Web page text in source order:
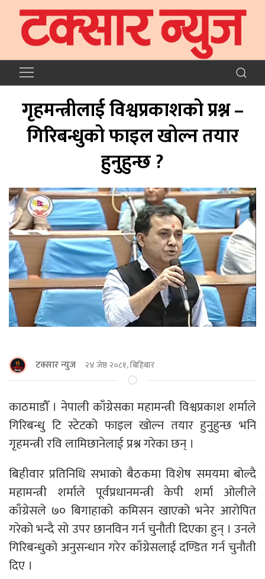
गृहमन्त्रीलाई विश्वप्रकाशको प्रश्न –
गिरिबन्धुको फाइल खोल्न तयार
हुनुहुन्छ ?
टक्सार न्युज २४ जेष्ठ २०८१, बिहिबार
काठमाडाैँ । नेपाली काँग्रेसका महामन्त्री विश्वप्रकाश शर्माले
गिरिबन्धु टि स्टेटको फाइल खोल्न तयार हुनुहुन्छ भनि
गृहमन्त्री रवि लामिछानेलाई प्रश्न गरेका छन् ।
बिहीवार प्रतिनिधि सभाको बैठकमा विशेष समयमा बोल्दै
महामन्त्री शर्माले पूर्वप्रधानमन्त्री केपी शर्मा ओलीले
काँग्रेसले ७० बिगाहाको कमिसन खाएको भनेर आरोपित
गरेको भन्दै सो उपर छानविन गर्न चुनौती दिएका हुन् । उनले
गिरिबन्धुको अनुसन्धान गरेर काँग्रेसलाई दण्डित गर्न चुनौती
दिए ।